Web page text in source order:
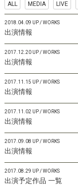
ALL MEDIA LIVE
2018.04.09 UP WORKS
出演情報
2017.12.20 UP WORKS
出演情報
2017.11.15 UP WORKS
出演情報
2017.11.02 UP WORKS
出演情報
2017.09.08 UP WORKS
出演情報
2017.08.29 UP WORKS
出演予定作品 一覧